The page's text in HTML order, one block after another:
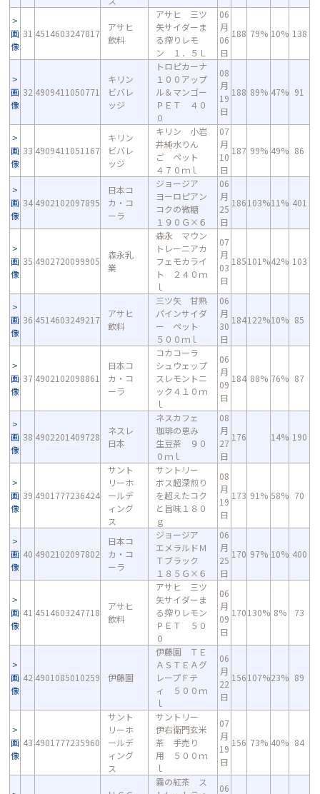
画
像
31 4514603247817
アサヒ
飲料
アサヒ 三ツ
矢サイダーま
る搾りレモ
ン １．５Ｌ
06
月
06
日
188 79% 10% 138
画
像
32 4909411050771
キリン
ビバレ
ッジ
トロピカーナ
１００アップ
ル＆マンゴー
ＰＥＴ ４０
０
08
月
19
日
188 89% 47% 91
画
像
33 4909411051167
キリン
ビバレ
ッジ
キリン 小岩
井純水りん
ご ペット
４７０ｍｌ
07
月
10
日
187 99% 49% 86
画
像
34 4902102097895
日本コ
カ・コ
ーラ
ジョージア
ヨーロピアン
コクの微糖
１９０Ｇ×６
06
月
25
日
186103%11% 401
画
像
35 4902720099905
森永乳
業
森永 マウン
トレーニアカ
フェモカライ
ト ２４０ｍ
ｌ
07
月
03
日
185101%42% 103
画
像
36 4514603249217
アサヒ
飲料
三ツ矢 甘熟
パインサイダ
ー ペット
５００ｍｌ
06
月
30
日
184122%10% 85
画
像
37 4902102098861
日本コ
カ・コ
ーラ
コカコーラ
シュウェップ
スレモントニ
ック４１０ｍ
ｌ
06
月
09
日
184 88% 76% 87
画
像
38 4902201409728
ネスレ
日本
ネスカフェ
珈琲の恵み
生豆茶 ９０
０ｍｌ
08
月
27
日
176 14% 190
画
像
39 4901777236424
サント
リーホ
ールデ
ィング
ス
サントリー
ボス超深煎り
を超えたコク
と旨味１８０
ｇ
08
月
19
日
173 91% 58% 70
画
像
40 4902102097802
日本コ
カ・コ
ーラ
ジョージア
エメラルドＭ
Ｔブラック
１８５Ｇ×６
06
月
25
日
170 97% 10% 400
画
像
41 4514603247718
アサヒ
飲料
アサヒ 三ツ
矢サイダーま
る搾りレモン
ＰＥＴ ５０
０
06
月
09
日
170130% 8% 73
画
像
42 4901085010259 伊藤園
伊藤園 ＴＥ
ＡＳＴＥＡグ
レープＦテ
ィ ５００ｍ
ｌ
06
月
22
日
156107%23% 89
画
像
43 4901777235960
サント
リーホ
ールデ
ィング
ス
サントリー
伊右衛門玄米
茶 手売り
用 ５００ｍ
ｌ
07
月
19
日
156 73% 40% 84
霧の紅茶 ス
06